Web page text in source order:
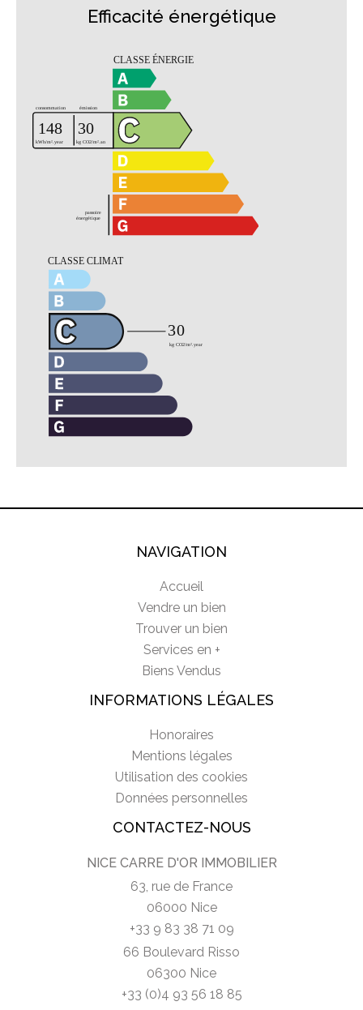
Efficacité énergétique
NAVIGATION
Accueil
Vendre un bien
Trouver un bien
Services en +
Biens Vendus
INFORMATIONS LÉGALES
Honoraires
Mentions légales
Utilisation des cookies
Données personnelles
CONTACTEZ-NOUS
NICE CARRE D'OR IMMOBILIER
63, rue de France
06000 Nice
+33 9 83 38 71 09
66 Boulevard Risso
06300 Nice
+33 (0)4 93 56 18 85